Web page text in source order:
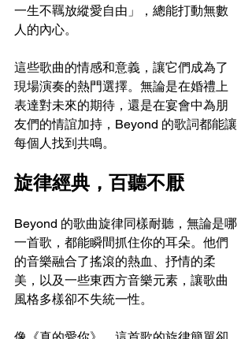
一生不羈放縱愛自由」，總能打動無數
人的內心。
這些歌曲的情感和意義，讓它們成為了
現場演奏的熱門選擇。無論是在婚禮上
表達對未來的期待，還是在宴會中為朋
友們的情誼加持，Beyond 的歌詞都能讓
每個人找到共鳴。
旋律經典，百聽不厭
Beyond 的歌曲旋律同樣耐聽，無論是哪
一首歌，都能瞬間抓住你的耳朵。他們
的音樂融合了搖滾的熱血、抒情的柔
美，以及一些東西方音樂元素，讓歌曲
風格多樣卻不失統一性。